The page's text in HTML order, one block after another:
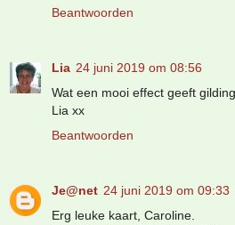
Beantwoorden
Lia 24 juni 2019 om 08:56
Wat een mooi effect geeft
Lia xx
Beantwoorden
Je@net 24 juni 2019 om 09:33
Erg leuke kaart, Caroline.